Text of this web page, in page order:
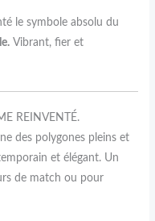
le symbole absolu du
Vibrant, fier et
REINVENTÉ.
des polygones pleins et
et élégant. Un
de match ou pour